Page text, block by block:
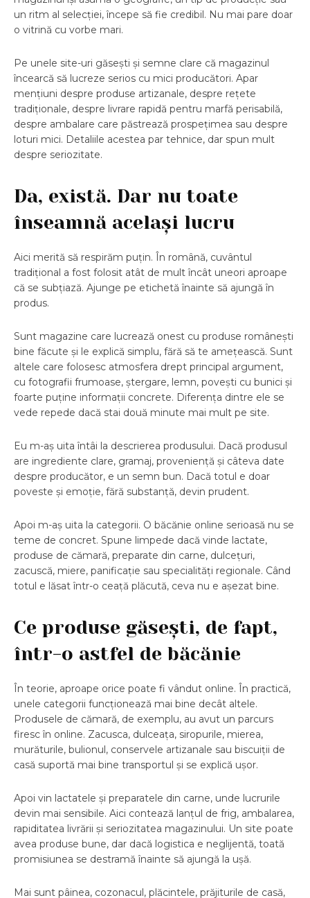
un ritm al selecției, începe să fie credibil. Nu mai pare doar
o vitrină cu vorbe mari.
Pe unele site-uri găsești și semne clare că magazinul
încearcă să lucreze serios cu mici producători. Apar
mențiuni despre produse artizanale, despre rețete
tradiționale, despre livrare rapidă pentru marfă perisabilă,
despre ambalare care păstrează prospețimea sau despre
loturi mici. Detaliile acestea par tehnice, dar spun mult
despre seriozitate.
Da, există. Dar nu toate
înseamnă același lucru
Aici merită să respirăm puțin. În română, cuvântul
tradițional a fost folosit atât de mult încât uneori aproape
că se subțiază. Ajunge pe etichetă înainte să ajungă în
produs.
Sunt magazine care lucrează onest cu produse românești
bine făcute și le explică simplu, fără să te amețească. Sunt
altele care folosesc atmosfera drept principal argument,
cu fotografii frumoase, ștergare, lemn, povești cu bunici și
foarte puține informații concrete. Diferența dintre ele se
vede repede dacă stai două minute mai mult pe site.
Eu m-aș uita întâi la descrierea produsului. Dacă produsul
are ingrediente clare, gramaj, proveniență și câteva date
despre producător, e un semn bun. Dacă totul e doar
poveste și emoție, fără substanță, devin prudent.
Apoi m-aș uita la categorii. O băcănie online serioasă nu se
teme de concret. Spune limpede dacă vinde lactate,
produse de cămară, preparate din carne, dulcețuri,
zacuscă, miere, panificație sau specialități regionale. Când
totul e lăsat într-o ceață plăcută, ceva nu e așezat bine.
Ce produse găsești, de fapt,
într-o astfel de băcănie
În teorie, aproape orice poate fi vândut online. În practică,
unele categorii funcționează mai bine decât altele.
Produsele de cămară, de exemplu, au avut un parcurs
firesc în online. Zacusca, dulceața, siropurile, mierea,
murăturile, bulionul, conservele artizanale sau biscuiții de
casă suportă mai bine transportul și se explică ușor.
Apoi vin lactatele și preparatele din carne, unde lucrurile
devin mai sensibile. Aici contează lanțul de frig, ambalarea,
rapiditatea livrării și seriozitatea magazinului. Un site poate
avea produse bune, dar dacă logistica e neglijentă, toată
promisiunea se destramă înainte să ajungă la ușă.
Mai sunt pâinea, cozonacul, plăcintele, prăjiturile de casă,